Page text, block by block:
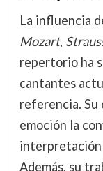
La influencia
Mozart,
repertorio ha
cantantes
referencia. Su
emoción la
interpretación
Además, su